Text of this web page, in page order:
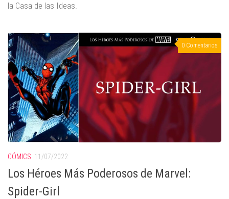
la Casa de las Ideas.
0 Comentarios
CÓMICS 11/07/2022
Los Héroes Más Poderosos de Marvel:
Spider-Girl